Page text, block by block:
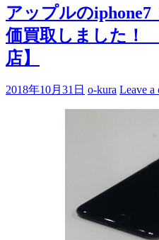
アップルのiphone7
価買取しました！
店】
2018年10月31日 o-kura Leave a